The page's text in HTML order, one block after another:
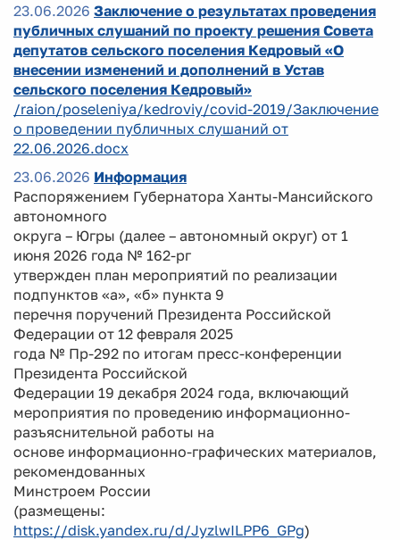
23.06.2026 Заключение о результатах проведения
публичных слушаний по проекту решения Совета
депутатов сельского поселения Кедровый «О
внесении изменений и дополнений в Устав
сельского поселения Кедровый»
/raion/poseleniya/kedroviy/covid-2019/Заключение
о проведении публичных слушаний от
22.06.2026.docx
23.06.2026 Информация
Распоряжением Губернатора Ханты-Мансийского
автономного
округа – Югры (далее – автономный округ) от 1
июня 2026 года № 162-рг
утвержден план мероприятий по реализации
подпунктов «а», «б» пункта 9
перечня поручений Президента Российской
Федерации от 12 февраля 2025
года № Пр-292 по итогам пресс-конференции
Президента Российской
Федерации 19 декабря 2024 года, включающий
мероприятия по проведению информационно-
разъяснительной работы на
основе информационно-графических материалов,
рекомендованных
Минстроем России
(размещены:
https://disk.yandex.ru/d/JyzlwILPP6_GPg)